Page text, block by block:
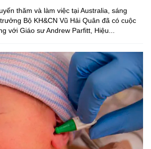
thăm và làm việc tại Australia, sáng
Bộ KH&CN Vũ Hải Quân đã có cuộc
với Giáo sư Andrew Parfitt, Hiệu...